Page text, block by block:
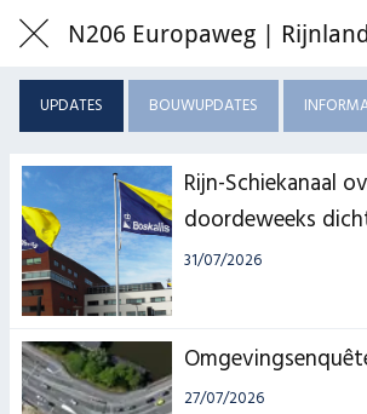
N206 Europaweg |
UPDATES BOUWUPDATES
Rijn-Schiekanaal
doordeweeks
31/07/2026
27/07/2026